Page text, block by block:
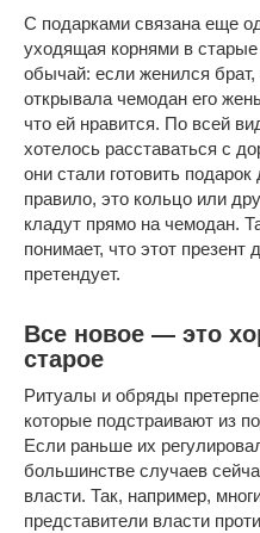
С подарками связана еще
уходящая корнями в
обычай: если женился брат,
открывала чемодан его
что ей нравится. По всей
хотелось расставаться с
они стали готовить
правило, это кольцо или
кладут прямо на чемодан.
понимает, что этот
претендует.
Все новое — это
старое
Ритуалы и обряды
которые подстраивают из
Если раньше их
большинстве случаев
власти. Так, например,
представители власти